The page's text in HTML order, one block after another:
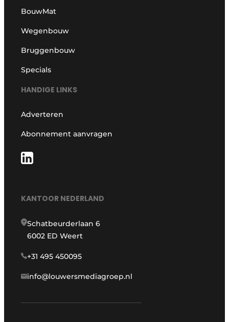
BouwMat
Wegenbouw
Bruggenbouw
Specials
HANDIGE LINKS
Adverteren
Abonnement aanvragen
KANTOOR NEDERLAND
Schatbeurderlaan 6
6002 ED Weert
+31 495 450095
info@louwersmediagroep.nl